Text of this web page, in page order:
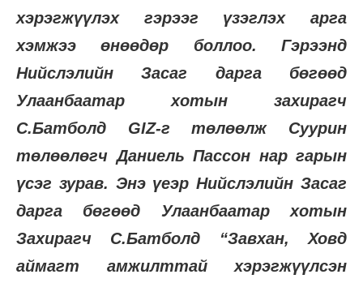
хэрэгжүүлэх гэрээг үзэглэх арга
хэмжээ өнөөдөр боллоо. Гэрээнд
Нийслэлийн Засаг дарга бөгөөд
Улаанбаатар хотын захирагч
С.Батболд GIZ-г төлөөлж Суурин
төлөөлөгч Даниель Пассон нар гарын
үсэг зурав. Энэ үеэр Нийслэлийн Засаг
дарга бөгөөд Улаанбаатар хотын
Захирагч С.Батболд “Завхан, Ховд
аймагт амжилттай хэрэгжүүлсэн